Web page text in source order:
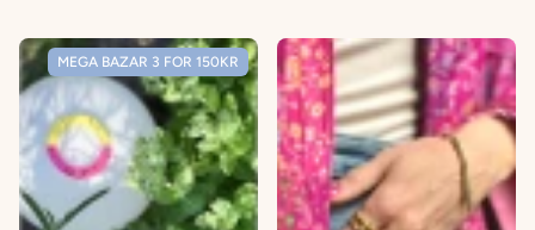
MEGA BAZAR 3 FOR 150KR